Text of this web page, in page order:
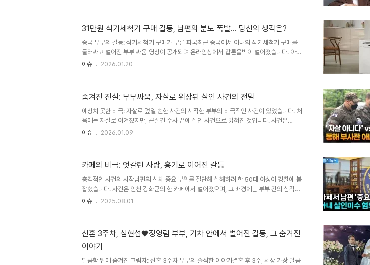
현했습니다. 박위는 아내를 사랑하는 마음으로 운전하고 싶었지만, 송지은은 '이거 내 차'라
며 자신의 의지를 분명히 했습니다. 결국 송지은이 운전대를 잡았고, 박위는 편안하게 이동
하며 ..
31만원 식기세척기 구매 갈등, 남편의 분노 폭발… 당신의 생각은?
중국 부부의 갈등: 식기세척기 구매가 부른 파국최근 중국에서 아내의 식기세척기 구매를
둘러싸고 벌어진 부부 싸움 영상이 공개되며 온라인상에서 갑론을박이 벌어졌습니다. 아내
가 남편과 상의 없이 31만원 상당의 식기세척기를 구매한 것이 발단이 되었는데요. 남편은
기세척기 구매 배경: 설거지의 고충아내는 겨울철 찬물로 설거지하는 어려움을 겪어 식기세
척기 구매를 결정했다고 밝혔습니다. 하지만 남편은 수도 및 전기 요금 부담과 가계 형편을
이유로 ..
이슈 2026.01.20
숨겨진 진실: 부부싸움, 자살로 위장된 살인 사건의 전말
예상치 못한 비극: 자살로 덮일 뻔한 사건의 시작한 부부의 비극적인 사건이 있었습니다. 처
음에는 자살로 여겨졌지만, 끈질긴 수사 끝에 살인 사건으로 밝혀진 것입니다. 사건은
2024년 5월, 강원 영동의 한 주택에서 발생했습니다. 80대 남성 B씨가 숨진 채 발견되었
있게 되었습니다. 사건의 재조명: 검찰의 끈질긴 수사와 반전사건 초기, 경찰은 B씨가 스스
로 목을 매 숨진 것으로 보고 '입건 전 조사 종결' 의견을 검찰에 제시했습니다...
이슈 2026.01.09
카페의 비극: 엇갈린 사랑, 흉기로 이어진 갈등
충격적인 사건의 시작남편의 신체 중요 부위를 절단해 살해하려 한 50대 여성이 경찰에 붙
잡혔습니다. 사건은 인천 강화군의 한 카페에서 벌어졌으며, 그 배경에는 부부 간의 심각한
갈등이 자리하고 있습니다. 오늘 새벽, 예상치 못한 비극이 시작되었습니다. 사건의 전말:
통이 전해지며, 충격을 더하고 있습니다. 생사의 갈림길: 피해자의 상태피해자인 남편 B 씨
는 즉시 병원으로 이송되어 치료를 받고 있습니다. 다행히 생명에는 지장이 ..
이슈 2025.08.01
신혼 3주차, 심현섭♥정영림 부부, 기차 안에서 벌어진 갈등, 그 숨겨진
이야기
달콤함 뒤에 숨겨진 그림자: 신혼 3주차 부부의 솔직한 이야기결혼 후 3주, 세상 가장 달콤